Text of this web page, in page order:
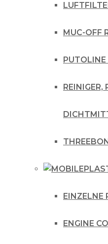
MUC-OFF
PUTOLINE
REINIGER,
EINZELNE
ENGINE